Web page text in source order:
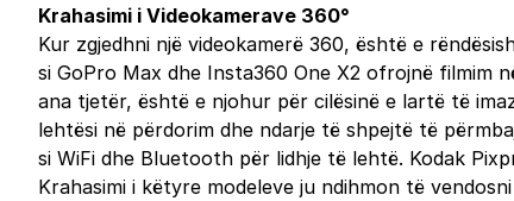
Krahasimi i Videokamerave 360°
Kur zgjedhni një videokamerë 360, është e
si GoPro Max dhe Insta360 One X2 ofrojnë filmim
ana tjetër, është e njohur për cilësinë e lartë të
lehtësi në përdorim dhe ndarje të shpejtë të
si WiFi dhe Bluetooth për lidhje të lehtë. Kodak
Krahasimi i këtyre modeleve ju ndihmon të